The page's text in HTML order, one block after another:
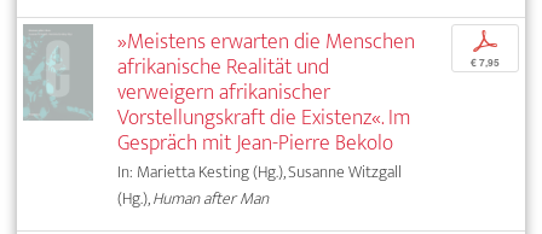
»Meistens erwarten die Menschen
afrikanische Realität und
verweigern afrikanischer
Vorstellungskraft die Existenz«. Im
Gespräch mit Jean-Pierre Bekolo
In: Marietta Kesting (Hg.), Susanne Witzgall
(Hg.),Human after Man
p
€ 7,95